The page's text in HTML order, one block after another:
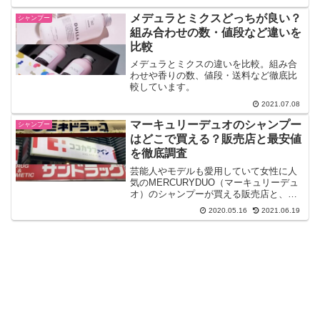
シャンプー
メデュラとミクスどっちが良い？
組み合わせの数・値段など違いを
比較
メデュラとミクスの違いを比較。組み合
わせや香りの数、値段・送料など徹底比
較しています。
2021.07.08
シャンプー
マーキュリーデュオのシャンプー
はどこで買える？販売店と最安値
を徹底調査
芸能人やモデルも愛用していて女性に人
気のMERCURYDUO（マーキュリーデュ
オ）のシャンプーが買える販売店と、最
安値の場所を徹底調査しました。
2020.05.16 2021.06.19